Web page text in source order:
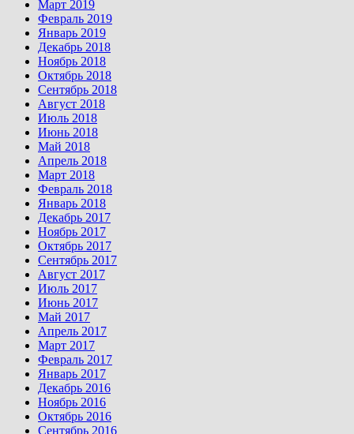
Март 2019
Февраль 2019
Январь 2019
Декабрь 2018
Ноябрь 2018
Октябрь 2018
Сентябрь 2018
Август 2018
Июль 2018
Июнь 2018
Май 2018
Апрель 2018
Март 2018
Февраль 2018
Январь 2018
Декабрь 2017
Ноябрь 2017
Октябрь 2017
Сентябрь 2017
Август 2017
Июль 2017
Июнь 2017
Май 2017
Апрель 2017
Март 2017
Февраль 2017
Январь 2017
Декабрь 2016
Ноябрь 2016
Октябрь 2016
Сентябрь 2016